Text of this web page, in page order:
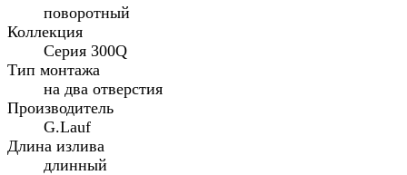
поворотный
Коллекция
Серия 300Q
Тип монтажа
на два отверстия
Производитель
G.Lauf
Длина излива
длинный